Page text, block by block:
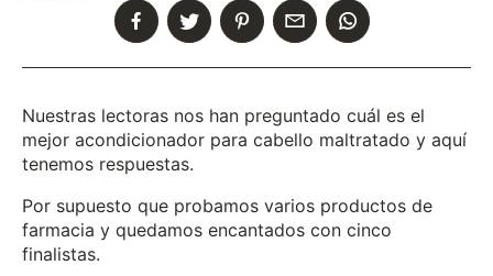
Nuestras lectoras nos han preguntado cuál es el
mejor acondicionador para cabello maltratado y aquí
tenemos respuestas.
Por supuesto que probamos varios productos de
farmacia y quedamos encantados con cinco
finalistas.